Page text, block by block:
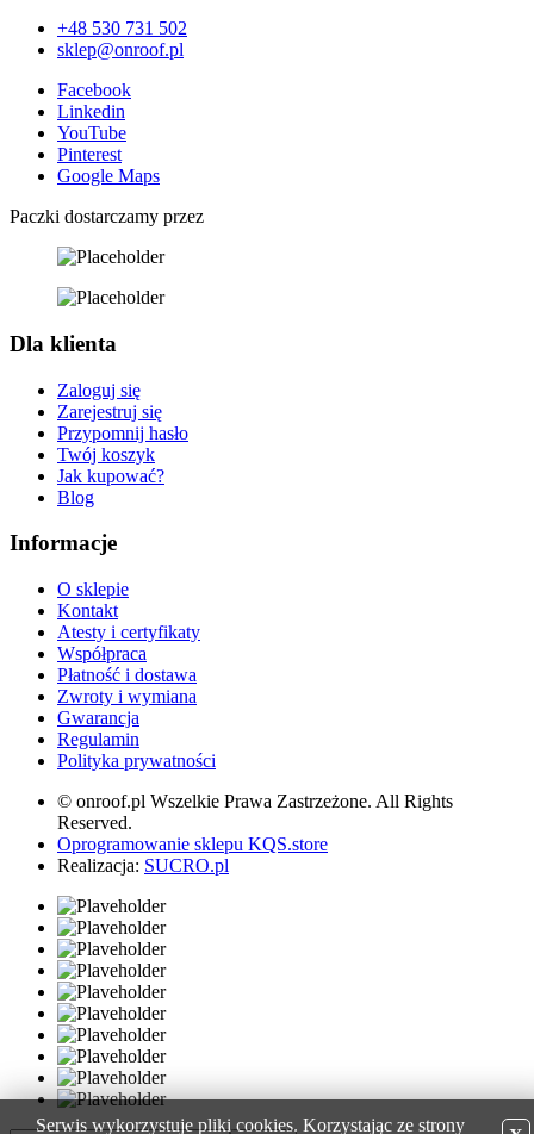
+48 530 731 502
sklep@onroof.pl
Facebook
Linkedin
YouTube
Pinterest
Google Maps
Paczki dostarczamy przez
Dla klienta
Zaloguj się
Zarejestruj się
Przypomnij hasło
Twój koszyk
Jak kupować?
Blog
Informacje
O sklepie
Kontakt
Atesty i certyfikaty
Współpraca
Płatność i dostawa
Zwroty i wymiana
Gwarancja
Regulamin
Polityka prywatności
© onroof.pl Wszelkie Prawa Zastrzeżone. All Rights
Reserved.
Oprogramowanie sklepu KQS.store
Realizacja: SUCRO.pl
Serwis wykorzystuje pliki cookies. Korzystając ze strony